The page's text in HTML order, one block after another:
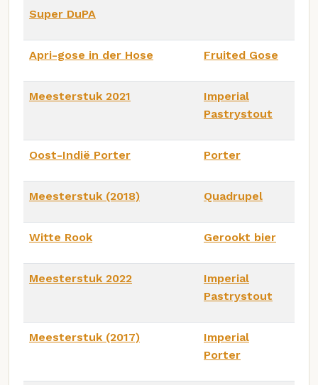
Super DuPA
Apri-gose in der Hose Fruited Gose
Meesterstuk 2021
Imperial
Pastrystout
Oost-Indië Porter Porter
Meesterstuk (2018) Quadrupel
Witte Rook Gerookt bier
Meesterstuk 2022
Imperial
Pastrystout
Meesterstuk (2017)
Imperial
Porter